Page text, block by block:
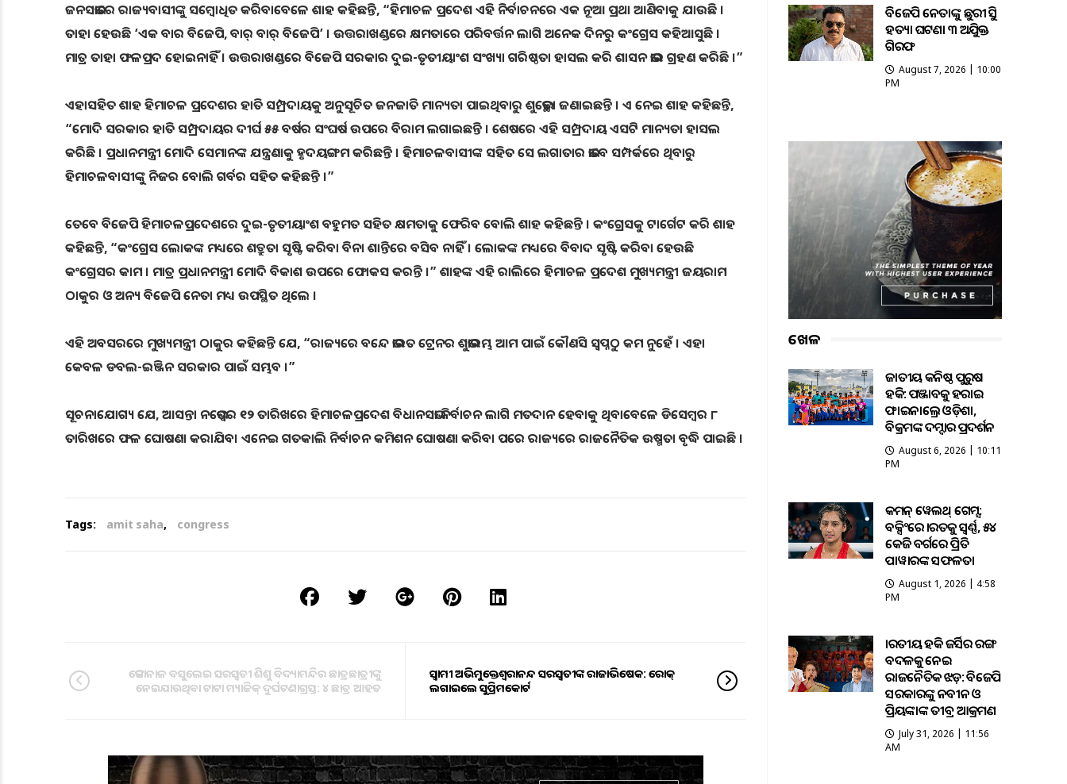
ଜନସଭାରେ ରାଜ୍ୟବାସୀଙ୍କୁ ସମ୍ବୋଧିତ କରିବାବେଳେ ଶାହ କହିଛନ୍ତି, “ହିମାଚଳ ପ୍ରଦେଶ ଏହି ନିର୍ବାଚନରେ ଏକ ନୂଆ ପ୍ରଥା ଆଣିବାକୁ ଯାଉଛି ।
ତାହା ହେଉଛି ‘ଏକ ବାର ବିଜେପି, ବାର୍‌ ବାର୍‌ ବିଜେପି’ । ଉତ୍ତରାଖଣ୍ଡରେ କ୍ଷମତାରେ ପରିବର୍ତ୍ତନ ଲାଗି ଅନେକ ଦିନରୁ କଂଗ୍ରେସ କହିଆସୁଛି ।
ମାତ୍ର ତାହା ଫଳପ୍ରଦ ହୋଇନାହିଁ । ଉତ୍ତରାଖଣ୍ଡରେ ବିଜେପି ସରକାର ଦୁଇ-ତୃତୀୟାଂଶ ସଂଖ୍ୟା ଗରିଷ୍ଠତା ହାସଲ କରି ଶାସନ ଭାର ଗ୍ରହଣ କରିଛି ।”
ଏହାସହିତ ଶାହ ହିମାଚଳ ପ୍ରଦେଶର ହାତି ସମ୍ପ୍ରଦାୟକୁ ଅନୁସୂଚିତ ଜନଜାତି ମାନ୍ୟତା ପାଇଥିବାରୁ ଶୁଭେଚ୍ଛା ଜଣାଇଛନ୍ତି । ଏ ନେଇ ଶାହ କହିଛନ୍ତି,
“ମୋଦି ସରକାର ହାତି ସମ୍ପ୍ରଦାୟର ଦୀର୍ଘ ୫୫ ବର୍ଷର ସଂଘର୍ଷ ଉପରେ ବିରାମ ଲଗାଇଛନ୍ତି । ଶେଷରେ ଏହି ସମ୍ପ୍ରଦାୟ ଏସଟି ମାନ୍ୟତା ହାସଲ
କରିଛି । ପ୍ରଧାନମନ୍ତ୍ରୀ ମୋଦି ସେମାନଙ୍କ ଯନ୍ତ୍ରଣାକୁ ହୃଦୟଙ୍ଗମ କରିଛନ୍ତି । ହିମାଚଳବାସୀଙ୍କ ସହିତ ସେ ଲଗାତାର ଭାବେ ସମ୍ପର୍କରେ ଥିବାରୁ
ହିମାଚଳବାସୀଙ୍କୁ ନିଜର ବୋଲି ଗର୍ବର ସହିତ କହିଛନ୍ତି ।”
ତେବେ ବିଜେପି ହିମାଚଳପ୍ରଦେଶରେ ଦୁଇ-ତୃତୀୟାଂଶ ବହୁମତ ସହିତ କ୍ଷମତାକୁ ଫେରିବ ବୋଲି ଶାହ କହିଛନ୍ତି । କଂଗ୍ରେସକୁ ଟାର୍ଗେଟ କରି ଶାହ
କହିଛନ୍ତି, “କଂଗ୍ରେସ ଲୋକଙ୍କ ମଧ୍ୟରେ ଶତ୍ରୁତା ସୃଷ୍ଟି କରିବା ବିନା ଶାନ୍ତିରେ ବସିବ ନାହିଁ । ଲୋକଙ୍କ ମଧ୍ୟରେ ବିବାଦ ସୃଷ୍ଟି କରିବା ହେଉଛି
କଂଗ୍ରେସର କାମ । ମାତ୍ର ପ୍ରଧାନମନ୍ତ୍ରୀ ମୋଦି ବିକାଶ ଉପରେ ଫୋକସ କରନ୍ତି ।” ଶାହଙ୍କ ଏହି ରାଲିରେ ହିମାଚଳ ପ୍ରଦେଶ ମୁଖ୍ୟମନ୍ତ୍ରୀ ଜୟରାମ
ଠାକୁର ଓ ଅନ୍ୟ ବିଜେପି ନେତା ମଧ୍ୟ ଉପସ୍ଥିତ ଥିଲେ ।
ଏହି ଅବସରରେ ମୁଖ୍ୟମନ୍ତ୍ରୀ ଠାକୁର କହିଛନ୍ତି ଯେ, “ରାଜ୍ୟରେ ବନ୍ଦେ ଭାରତ ଟ୍ରେନର ଶୁଭାରମ୍ଭ ଆମ ପାଇଁ କୌଣସି ସ୍ବପ୍ନଠୁ କମ ନୁହେଁ । ଏହା
କେବଳ ଡବଲ-ଇଞ୍ଜିନ ସରକାର ପାଇଁ ସମ୍ଭବ ।”
ସୂଚନାଯୋଗ୍ୟ ଯେ, ଆସନ୍ତା ନଭେମ୍ବର ୧୨ ତାରିଖରେ ହିମାଚଳପ୍ରଦେଶ ବିଧାନସଭା ନିର୍ବାଚନ ଲାଗି ମତଦାନ ହେବାକୁ ଥିବାବେଳେ ଡିସେମ୍ବର ୮
ତାରିଖରେ ଫଳ ଘୋଷଣା କରାଯିବ। ଏନେଇ ଗତକାଲି ନିର୍ବାଚନ କମିଶନ ଘୋଷଣା କରିବା ପରେ ରାଜ୍ୟରେ ରାଜନୈତିକ ଉଷ୍ମତା ବୃଦ୍ଧି ପାଇଛି ।
Tags: amit saha, congress
ଢେଙ୍କାନାଳ ବସୁଲେଇ ସରସ୍ୱତୀ ଶିଶୁ ବିଦ୍ୟାମନ୍ଦିର ଛାତ୍ରଛାତ୍ରୀଙ୍କୁ
ନେଇଯାଉଥିବା ଟାଟା ମ୍ୟାଜିକ୍ ଦୁର୍ଘଟଣାଗ୍ରସ୍ତ: ୪ ଛାତ୍ର ଆହତ
ସ୍ବାମୀ ଅଭିମୁକ୍ତେଶ୍ୱରାନନ୍ଦ ସରସ୍ବତୀଙ୍କ ରାଜାଭିଷେକ: ରୋକ୍
ଲଗାଇଲେ ସୁପ୍ରିମକୋର୍ଟ
ବିଜେପି ନେତାଙ୍କୁ ଛୁରୀ ଭୁସି
ହତ୍ୟା ଘଟଣା ୩ ଅଭିଯୁକ୍ତ
ଗିରଫ
August 7, 2026 | 10:00
PM
ଖେଳ
ଜାତୀୟ କନିଷ୍ଠ ପୁରୁଷ
ହକି: ପଞ୍ଜାବକୁ ହରାଇ
ଫାଇନାଲ୍ରେ ଓଡ଼ିଶା,
ବିକ୍ରମଙ୍କ ଦମ୍ଦାର ପ୍ରଦର୍ଶନ
August 6, 2026 | 10:11
PM
କମନ୍ ୱେଲଥ୍ ଗେମ୍ସ:
ବକ୍ସିଂରେ ଭାରତକୁ ସ୍ବର୍ଣ୍ଣ, ୫୪
କେଜି ବର୍ଗରେ ପ୍ରିତି
ପାୱାରଙ୍କ ସଫଳତା
August 1, 2026 | 4:58
PM
ଭାରତୀୟ ହକି ଜର୍ସିର ରଙ୍ଗ
ବଦଳକୁ ନେଇ
ରାଜନୈତିକ ଝଡ଼: ବିଜେପି
ସରକାରଙ୍କୁ ନବୀନ ଓ
ପ୍ରିୟଙ୍କାଙ୍କ ତୀବ୍ର ଆକ୍ରମଣ
July 31, 2026 | 11:56
AM